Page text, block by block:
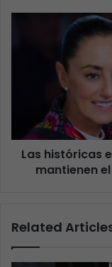
Las históricas
mantienen
Related